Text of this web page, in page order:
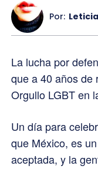
Por:
La lucha por
que a 40 años de
Orgullo LGBT en
Un día para
que México, es
aceptada, y la